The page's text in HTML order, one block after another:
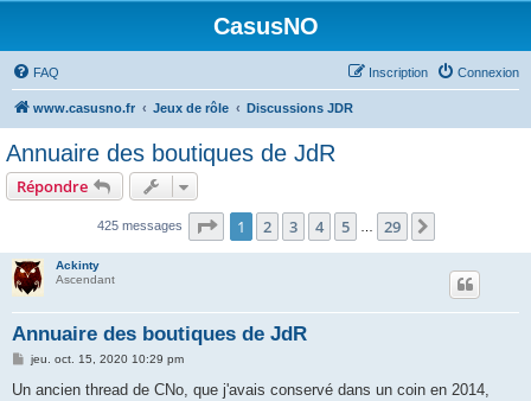
CasusNO
FAQ Connexion
Inscription
www.casusno.fr Jeux de rôle Discussions JDR
Annuaire des boutiques de JdR
Répondre
425 messages Page 1sur29
1 2 3 4 5 29
Ackinty
Ascendant
Annuaire des boutiques de JdR
M
s
jeu. oct. 15, 2020 10:29 pm
Un ancien thread de CNo, que j'avais conservé dans un coin en 2014,